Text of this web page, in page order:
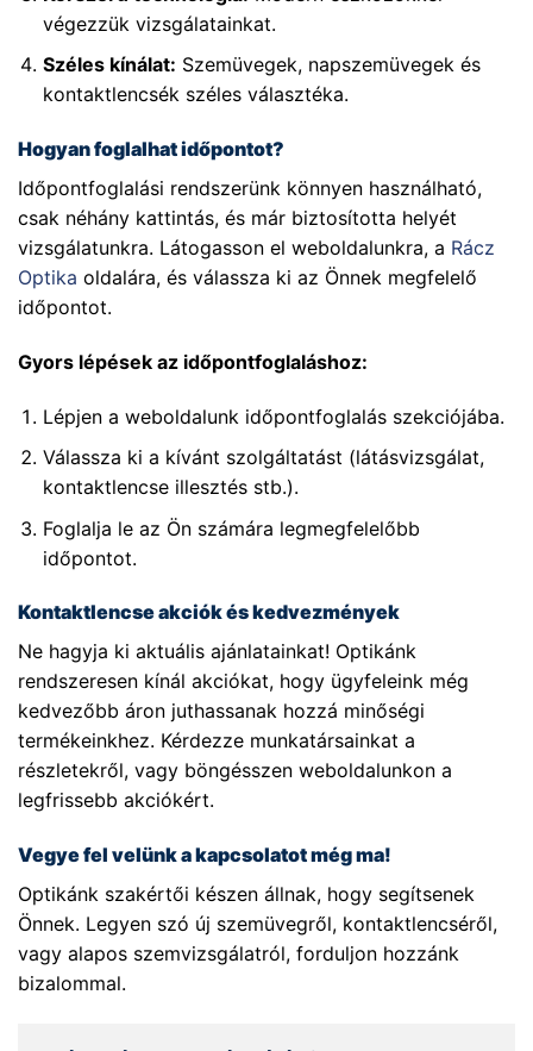
végezzük vizsgálatainkat.
Széles kínálat: Szemüvegek, napszemüvegek és
kontaktlencsék széles választéka.
Hogyan foglalhat időpontot?
Időpontfoglalási rendszerünk könnyen használható,
csak néhány kattintás, és már biztosította helyét
vizsgálatunkra. Látogasson el weboldalunkra, a Rácz
Optika oldalára, és válassza ki az Önnek megfelelő
időpontot.
Gyors lépések az időpontfoglaláshoz:
Lépjen a weboldalunk időpontfoglalás szekciójába.
Válassza ki a kívánt szolgáltatást (látásvizsgálat,
kontaktlencse illesztés stb.).
Foglalja le az Ön számára legmegfelelőbb
időpontot.
Kontaktlencse akciók és kedvezmények
Ne hagyja ki aktuális ajánlatainkat! Optikánk
rendszeresen kínál akciókat, hogy ügyfeleink még
kedvezőbb áron juthassanak hozzá minőségi
termékeinkhez. Kérdezze munkatársainkat a
részletekről, vagy böngésszen weboldalunkon a
legfrissebb akciókért.
Vegye fel velünk a kapcsolatot még ma!
Optikánk szakértői készen állnak, hogy segítsenek
Önnek. Legyen szó új szemüvegről, kontaktlencséről,
vagy alapos szemvizsgálatról, forduljon hozzánk
bizalommal.